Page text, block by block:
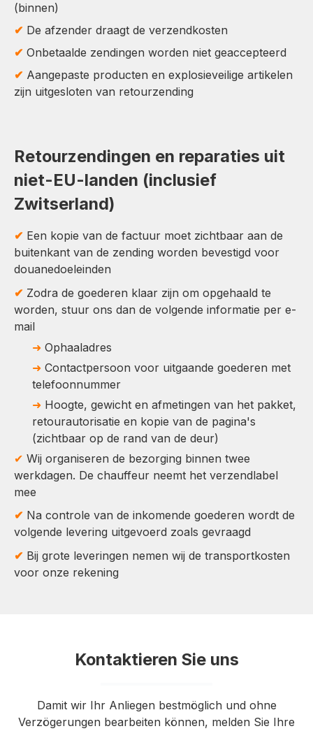
(binnen)
✔ De afzender draagt de verzendkosten
✔ Onbetaalde zendingen worden niet geaccepteerd
✔ Aangepaste producten en explosieveilige artikelen
zijn uitgesloten van retourzending
Retourzendingen en reparaties uit
niet-EU-landen (inclusief
Zwitserland)
✔ Een kopie van de factuur moet zichtbaar aan de
buitenkant van de zending worden bevestigd voor
douanedoeleinden
✔ Zodra de goederen klaar zijn om opgehaald te
worden, stuur ons dan de volgende informatie per e-
mail
➜ Ophaaladres
➜ Contactpersoon voor uitgaande goederen met
telefoonnummer
➜ Hoogte, gewicht en afmetingen van het pakket,
retourautorisatie en kopie van de pagina's
(zichtbaar op de rand van de deur)
✔ Wij organiseren de bezorging binnen twee
werkdagen. De chauffeur neemt het verzendlabel
mee
✔ Na controle van de inkomende goederen wordt de
volgende levering uitgevoerd zoals gevraagd
✔ Bij grote leveringen nemen wij de transportkosten
voor onze rekening
Kontaktieren Sie uns
Damit wir Ihr Anliegen bestmöglich und ohne
Verzögerungen bearbeiten können, melden Sie Ihre